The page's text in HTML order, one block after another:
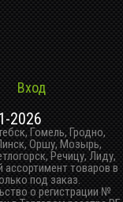
Вход
2026
Гомель, Гродно,
Оршу, Мозырь,
Речицу, Лиду,
товаров в
под заказ.
о регистрации №